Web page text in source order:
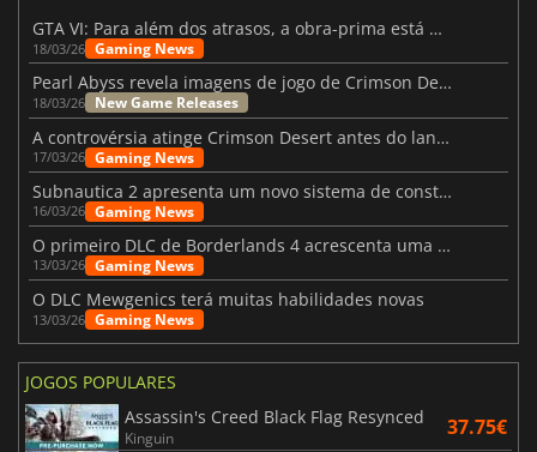
GTA VI: Para além dos atrasos, a obra-prima está quase a chegar
18/03/26 Gaming News
Pearl Abyss revela imagens de jogo de Crimson Desert para a PS5
18/03/26 New Game Releases
A controvérsia atinge Crimson Desert antes do lançamento
17/03/26 Gaming News
Subnautica 2 apresenta um novo sistema de construção de bases
16/03/26 Gaming News
O primeiro DLC de Borderlands 4 acrescenta uma nova personagem e muito mais
13/03/26 Gaming News
O DLC Mewgenics terá muitas habilidades novas
13/03/26 Gaming News
JOGOS POPULARES
Assassin's Creed Black Flag Resynced
Kinguin 37.75€